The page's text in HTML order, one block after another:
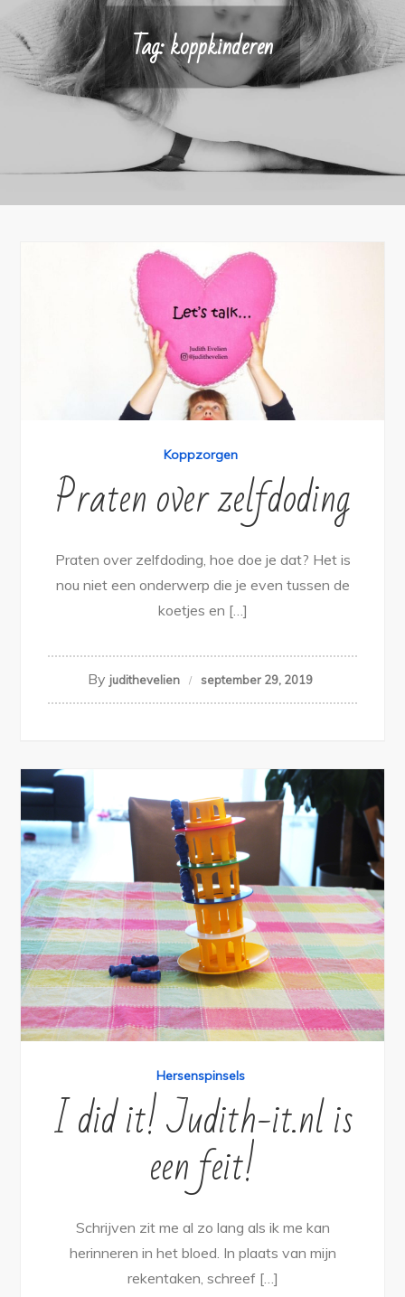
Tag:koppkinderen
Koppzorgen
Praten over zelfdoding
Praten over zelfdoding, hoe doe je dat? Het is
nou niet een onderwerp die je even tussen de
koetjes en […]
By judithevelien september 29, 2019
Hersenspinsels
I did it! Judith-it.nl is
een feit!
Schrijven zit me al zo lang als ik me kan
herinneren in het bloed. In plaats van mijn
rekentaken, schreef […]